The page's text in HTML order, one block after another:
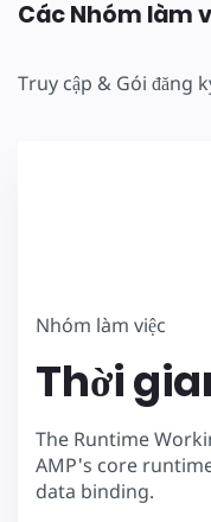
Các Nhóm làm
Truy cập & Gói đăng
Nhóm làm việc
Thời
The Runtime
AMP's core
data binding.